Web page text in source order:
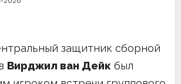
защитник сборной
Вирджил ван Дейк был